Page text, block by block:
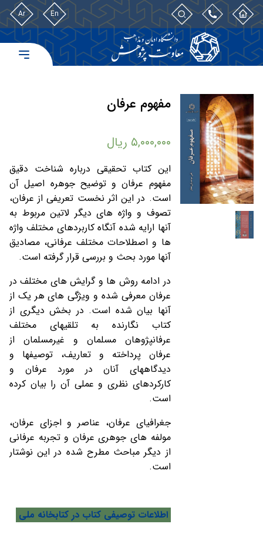
En
Ar
مفهوم عرفان
۵,۰۰۰,۰۰۰ ریال
این کتاب تحقیقی درباره شناخت دقیق
مفهوم عرفان و توضیح جوهره اصیل آن
است. در این اثر نخست تعریفی از عرفان،
تصوف و واژه ‏های دیگر لاتین مربوط به
آن‏ها ارایه شده آنگاه کاربردهای مختلف واژه
‏ها و اصطلاحات مختلف عرفانی، مصادیق
آن‏ها مورد بحث و بررسی قرار گرفته است.
در ادامه روش ‏ها و گرایش‏ های مختلف در
عرفان معرفی شده و ویژگی های هر یک از
آن‏ها بیان شده است. در بخش دیگری از
کتاب نگارنده به تلقی‏های مختلف
عرفان‏پژوهان مسلمان و غیرمسلمان از
عرفان پرداخته و تعاریف، توصیف‏ها و
دیدگاه‏های آنان در مورد عرفان و
کارکردهای نظری و عملی آن را بیان کرده
است.
جغرافیای عرفان، عناصر و اجزای عرفان،
مولفه‏ های جوهری عرفان و تجربه عرفانی
از دیگر مباحث مطرح شده در این نوشتار
است.
اطلاعات توصیفی کتاب در کتابخانه ملی